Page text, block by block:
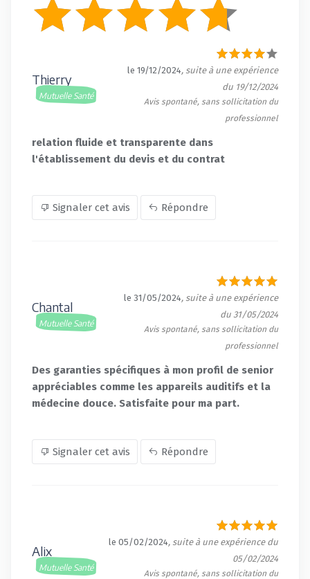
Thierry
Mutuelle Santé
le 19/12/2024, suite à une expérience
du 19/12/2024
Avis spontané, sans sollicitation du
professionnel
relation fluide et transparente dans
l'établissement du devis et du contrat
Signaler cet avis Répondre
Chantal
Mutuelle Santé
le 31/05/2024, suite à une expérience
du 31/05/2024
Avis spontané, sans sollicitation du
professionnel
Des garanties spécifiques à mon profil de senior
appréciables comme les appareils auditifs et la
médecine douce. Satisfaite pour ma part.
Signaler cet avis Répondre
Alix
Mutuelle Santé
le 05/02/2024, suite à une expérience du
05/02/2024
Avis spontané, sans sollicitation du